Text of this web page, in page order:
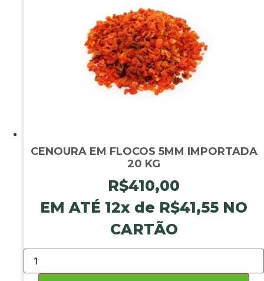
CENOURA EM FLOCOS 5MM IMPORTADA
20 KG
R$410,00
EM ATÉ 12x de R$41,55 NO
CARTÃO
CENOURA
EM
FLOCOS